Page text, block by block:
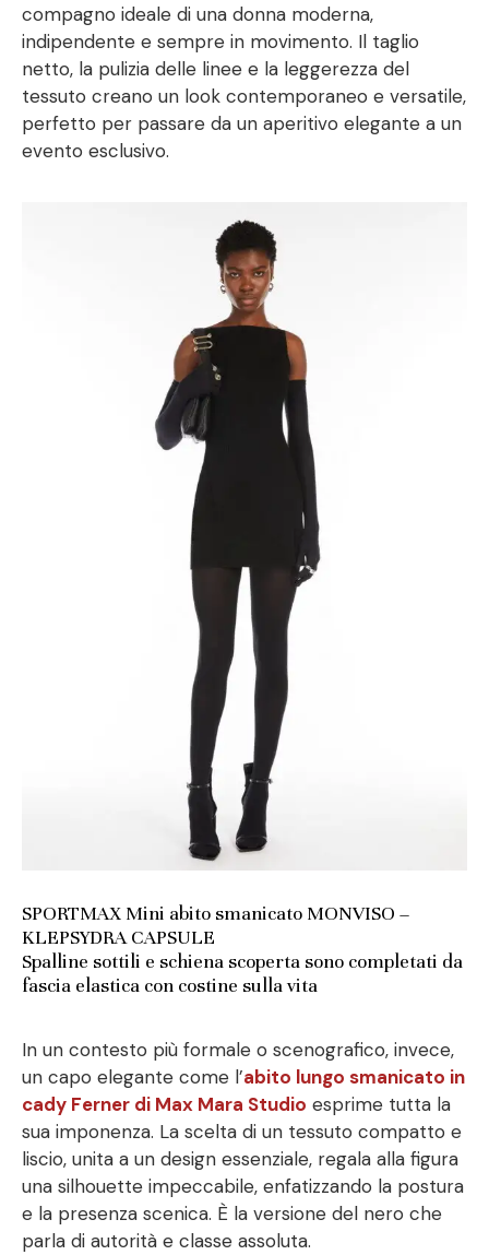
compagno ideale di una donna moderna,
indipendente e sempre in movimento. Il taglio
netto, la pulizia delle linee e la leggerezza del
tessuto creano un look contemporaneo e versatile,
perfetto per passare da un aperitivo elegante a un
evento esclusivo.
SPORTMAX Mini abito smanicato MONVISO –
KLEPSYDRA CAPSULE
Spalline sottili e schiena scoperta sono completati da
fascia elastica con costine sulla vita
In un contesto più formale o scenografico, invece,
un capo elegante come l’abito lungo smanicato in
cady Ferner di Max Mara Studio esprime tutta la
sua imponenza. La scelta di un tessuto compatto e
liscio, unita a un design essenziale, regala alla figura
una silhouette impeccabile, enfatizzando la postura
e la presenza scenica. È la versione del nero che
parla di autorità e classe assoluta.